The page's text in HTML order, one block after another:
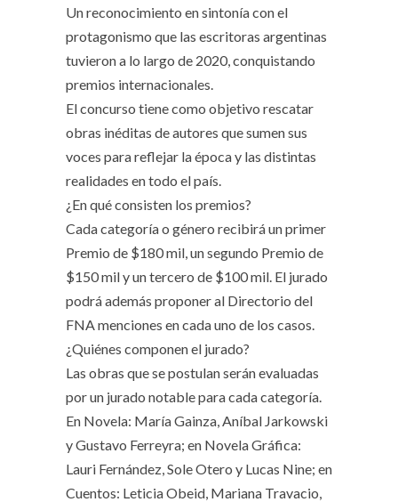
Un reconocimiento en sintonía con el
protagonismo que las escritoras argentinas
tuvieron a lo largo de 2020, conquistando
premios internacionales.
El concurso tiene como objetivo rescatar
obras inéditas de autores que sumen sus
voces para reflejar la época y las distintas
realidades en todo el país.
¿En qué consisten los premios?
Cada categoría o género recibirá un primer
Premio de $180 mil, un segundo Premio de
$150 mil y un tercero de $100 mil. El jurado
podrá además proponer al Directorio del
FNA menciones en cada uno de los casos.
¿Quiénes componen el jurado?
Las obras que se postulan serán evaluadas
por un jurado notable para cada categoría.
En Novela: María Gainza, Aníbal Jarkowski
y Gustavo Ferreyra; en Novela Gráfica:
Lauri Fernández, Sole Otero y Lucas Nine; en
Cuentos: Leticia Obeid, Mariana Travacio,